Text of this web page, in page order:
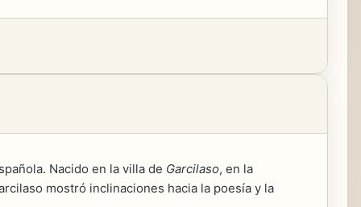
Nacido en la villa de Garcilaso, en la
mostró inclinaciones hacia la poesía y la